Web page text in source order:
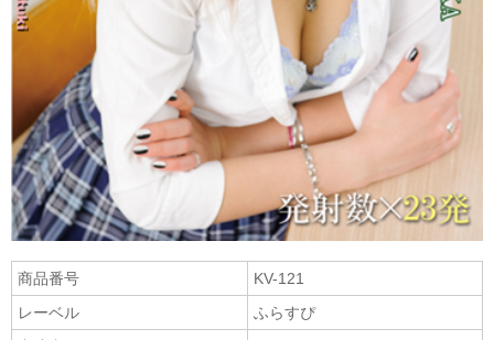
商品番号
KV-121
レーベル
ふらすぴ